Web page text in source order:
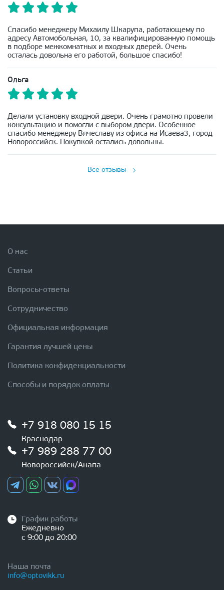
Спасибо менеджеру Михаилу Шкарупа, работающему по
адресу Автомобольная, 10, за квалифицированную помощь
в подборе межкомнатных и входных дверей. Очень
осталась довольна его работой, большое спасибо!
Ольга
Делали установку входной двери. Очень грамотно провели
консультацию и помогли с выбором двери. Особенное
спасибо менеджеру Вячеславу из офиса на Исаева3, город
Новороссийск. Покупкой остались довольны.
Все отзывы
О нас
Статьи
Вопросы-ответы
Сотрудничество
Официальная информация
Гарантия лучшей цены
Политика конфиденциальности
Способы и порядок оплаты
+7 918 080 15 15
Краснодар
+7 989 288 77 00
Новороссийск/Анапа
График работы
Ежедневно
с 9:00 до 20:00
Наша почта
info@optovikk.ru